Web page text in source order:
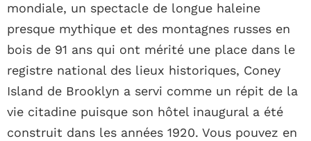
mondiale, un spectacle de longue haleine
presque mythique et des montagnes russes en
bois de 91 ans qui ont mérité une place dans le
registre national des lieux historiques, Coney
Island de Brooklyn a servi comme un répit de la
vie citadine puisque son hôtel inaugural a été
construit dans les années 1920. Vous pouvez en